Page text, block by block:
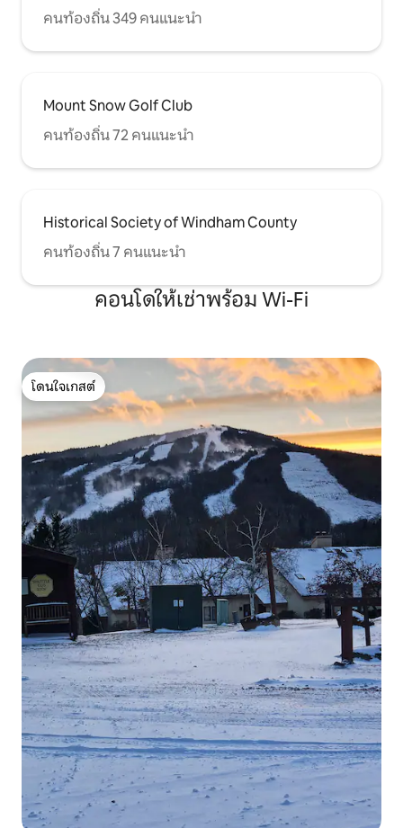
คนท้องถิ่น 349 คนแนะนำ
Mount Snow Golf Club
คนท้องถิ่น 72 คนแนะนำ
Historical Society of Windham County
คนท้องถิ่น 7 คนแนะนำ
คอนโดให้เช่าพร้อม Wi-Fi
โดนใจเกสต์
โดนใจเกสต์